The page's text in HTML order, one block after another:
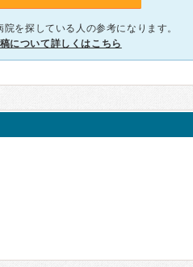
を探している人の参考になります。
について詳しくはこちら